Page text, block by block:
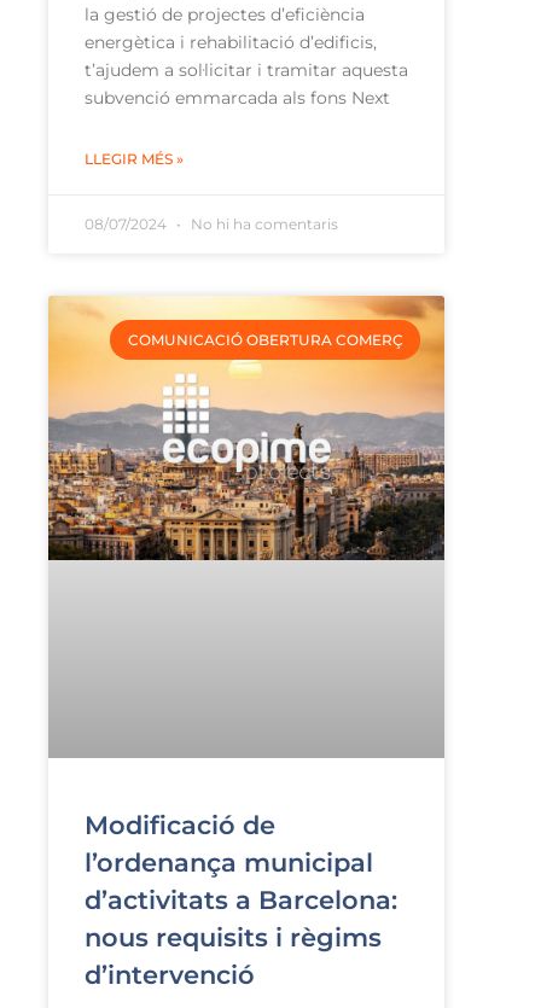
la gestió de projectes d’eficiència
energètica i rehabilitació d’edificis,
t’ajudem a sol·licitar i tramitar aquesta
subvenció emmarcada als fons Next
LLEGIR MÉS »
08/07/2024 No hi ha comentaris
COMUNICACIÓ OBERTURA COMERÇ
Modificació de
l’ordenança municipal
d’activitats a Barcelona:
nous requisits i règims
d’intervenció